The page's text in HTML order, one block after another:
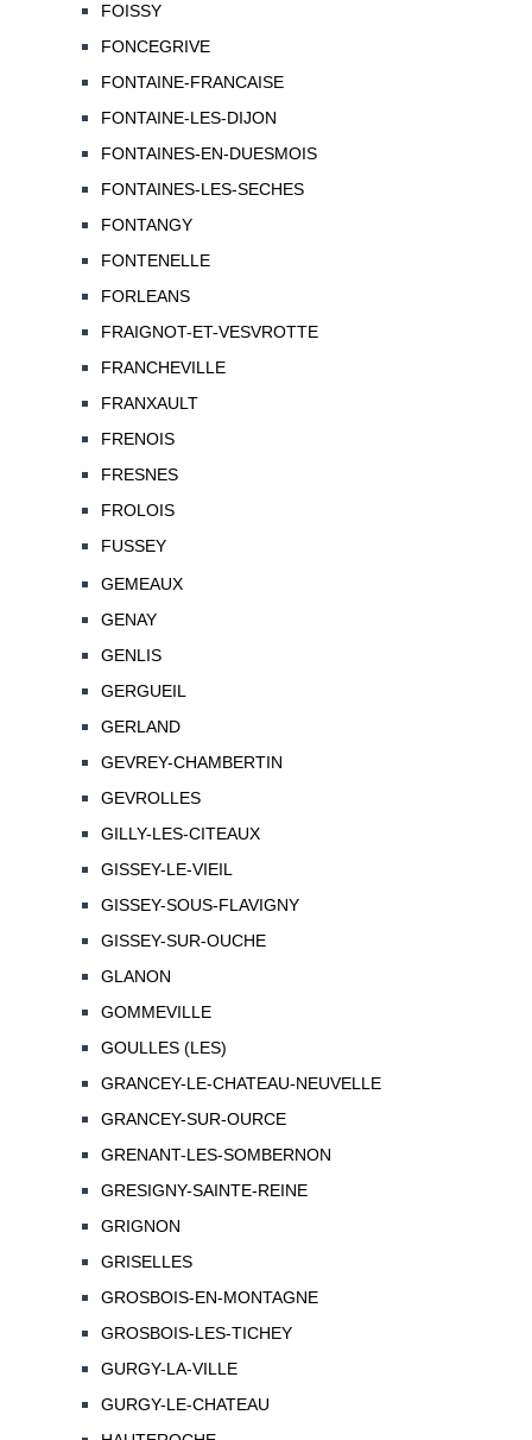
FOISSY
FONCEGRIVE
FONTAINE-FRANCAISE
FONTAINE-LES-DIJON
FONTAINES-EN-DUESMOIS
FONTAINES-LES-SECHES
FONTANGY
FONTENELLE
FORLEANS
FRAIGNOT-ET-VESVROTTE
FRANCHEVILLE
FRANXAULT
FRENOIS
FRESNES
FROLOIS
FUSSEY
GEMEAUX
GENAY
GENLIS
GERGUEIL
GERLAND
GEVREY-CHAMBERTIN
GEVROLLES
GILLY-LES-CITEAUX
GISSEY-LE-VIEIL
GISSEY-SOUS-FLAVIGNY
GISSEY-SUR-OUCHE
GLANON
GOMMEVILLE
GOULLES (LES)
GRANCEY-LE-CHATEAU-NEUVELLE
GRANCEY-SUR-OURCE
GRENANT-LES-SOMBERNON
GRESIGNY-SAINTE-REINE
GRIGNON
GRISELLES
GROSBOIS-EN-MONTAGNE
GROSBOIS-LES-TICHEY
GURGY-LA-VILLE
GURGY-LE-CHATEAU